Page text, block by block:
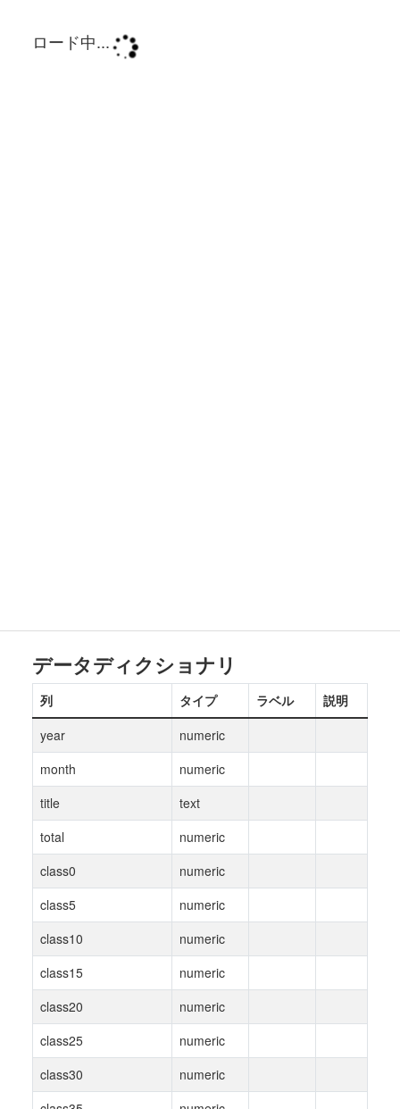
データディクショナリ
列 タイプ ラベル
説明
year
numeric
month
numeric
title
text
total
numeric
class0
numeric
class5
numeric
class10
numeric
class15
numeric
class20
numeric
class25
numeric
class30
numeric